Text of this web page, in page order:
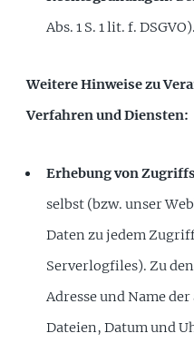
Abs. 1 S. 1 lit. f. DSGVO).
Weitere Hinweise zu
Verfahren und Diensten:
Erhebung von
selbst (bzw. unser
Daten zu jedem
Serverlogfiles). Zu
Adresse und Name
Dateien, Datum und